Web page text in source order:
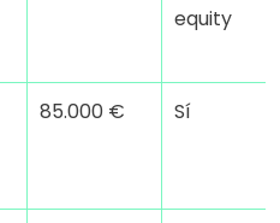
equity
85.000 € Sí